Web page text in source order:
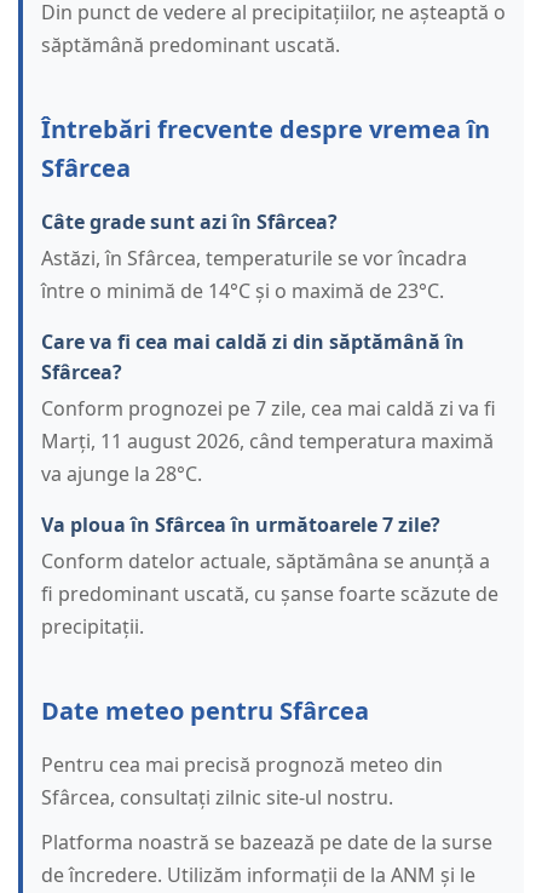
Din punct de vedere al precipitațiilor, ne așteaptă o
săptămână predominant uscată.
Întrebări frecvente despre vremea în
Sfârcea
Câte grade sunt azi în Sfârcea?
Astăzi, în Sfârcea, temperaturile se vor încadra
între o minimă de 14°C și o maximă de 23°C.
Care va fi cea mai caldă zi din săptămână în
Sfârcea?
Conform prognozei pe 7 zile, cea mai caldă zi va fi
Marți, 11 august 2026, când temperatura maximă
va ajunge la 28°C.
Va ploua în Sfârcea în următoarele 7 zile?
Conform datelor actuale, săptămâna se anunță a
fi predominant uscată, cu șanse foarte scăzute de
precipitații.
Date meteo pentru Sfârcea
Pentru cea mai precisă prognoză meteo din
Sfârcea, consultați zilnic site-ul nostru.
Platforma noastră se bazează pe date de la surse
de încredere. Utilizăm informații de la ANM și le